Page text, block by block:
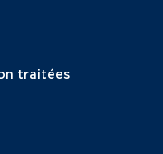
traitées